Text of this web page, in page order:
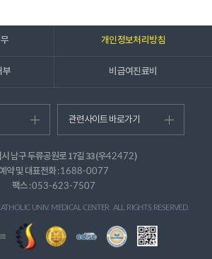
개인정보처리방침
부 비급여진료비
관련사이트 바로가기
남구 두류공원로 17길 33 (우42472)
예약 및 대표전화 :1688-0077
팩스 :053-623-7507
UNIV. MEDICAL CENTER. ALL RIGHTS RESERVED.